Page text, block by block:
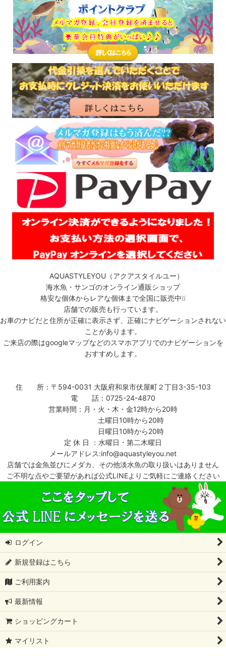
AQUASTYLEYOU（アクアスタイルユー）
海水魚・サンゴのオンライン通販ショップ
格安な個体からレアな個体まで全国に販売中❕❕
店舗での販売も行っています。
お車のナビだと住所が正確に表示さず、正確にナビゲーションされない
ことがあります。
ご来店の際はgoogleマップなどのスマホアプリでのナビゲーションを
おすすめします。
住 所：〒594-0031 大阪府和泉市伏屋町２丁目3-35-103
電 話：0725-24-4870
営業時間：月・火・木・金12時から20時
土曜日10時から20時
日曜日10時から20時
定 休 日 ：水曜日・第二木曜日
メールアドレス:info@aquastyleyou.net
店舗では金魚並びにメダカ、その他淡水魚の取り扱いはありません
ご不明な点やご要望があれば公式LINEよりご気軽にご連絡ください
ログイン
新規登録はこちら
ご利用案内
最新情報
ショッピングカート
マイリスト